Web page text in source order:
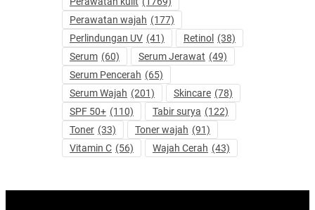
Perawatan wajah (177)
Perlindungan UV (41) Retinol (38)
Serum (60) Serum Jerawat (49)
Serum Pencerah (65)
Serum Wajah (201) Skincare (78)
SPF 50+ (110) Tabir surya (122)
Toner (33) Toner wajah (91)
Vitamin C (56) Wajah Cerah (43)